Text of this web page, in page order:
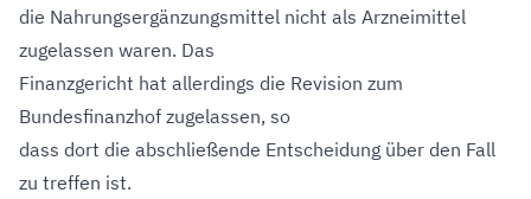
die Nahrungsergänzungsmittel nicht als Arzneimittel
zugelassen waren. Das
Finanzgericht hat allerdings die Revision zum
Bundesfinanzhof zugelassen, so
dass dort die abschließende Entscheidung über den Fall
zu treffen ist.